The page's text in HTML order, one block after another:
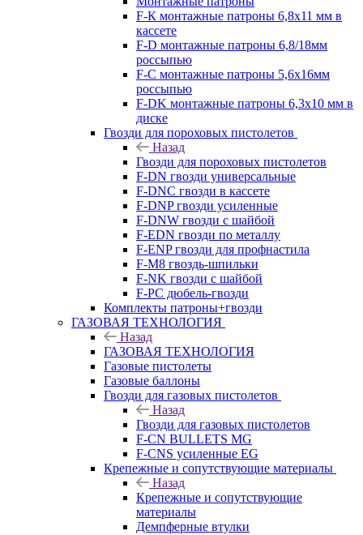
F-К монтажные патроны 6,8х11 мм в
кассете
F-D монтажные патроны 6,8/18мм
россыпью
F-C монтажные патроны 5,6х16мм
россыпью
F-DK монтажные патроны 6,3х10 мм в
диске
Гвозди для пороховых пистолетов
Назад
Гвозди для пороховых пистолетов
F-DN гвозди универсальные
F-DNC гвозди в кассете
F-DNP гвозди усиленные
F-DNW гвозди с шайбой
F-EDN гвозди по металлу
F-ENP гвозди для профнастила
F-M8 гвоздь-шпильки
F-NK гвозди с шайбой
F-PC дюбель-гвозди
Комплекты патроны+гвозди
ГАЗОВАЯ ТЕХНОЛОГИЯ
Назад
ГАЗОВАЯ ТЕХНОЛОГИЯ
Газовые пистолеты
Газовые баллоны
Гвозди для газовых пистолетов
Назад
Гвозди для газовых пистолетов
F-CN BULLETS MG
F-CNS усиленные EG
Крепежные и сопутствующие материалы
Назад
Крепежные и сопутствующие
материалы
Демпферные втулки